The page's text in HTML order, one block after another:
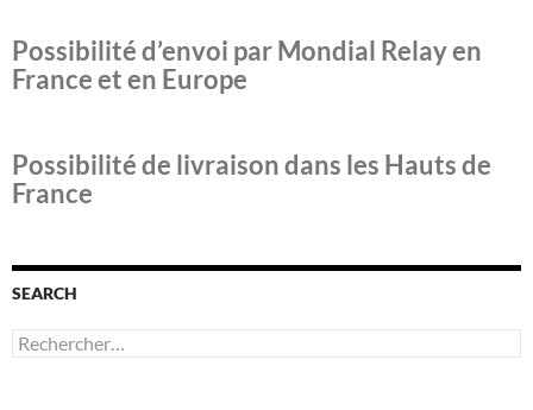
Possibilité d’envoi par Mondial Relay en
France et en Europe
Possibilité de livraison dans les Hauts de
France
SEARCH
Rechercher :